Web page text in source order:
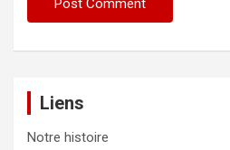
Liens
Notre histoire